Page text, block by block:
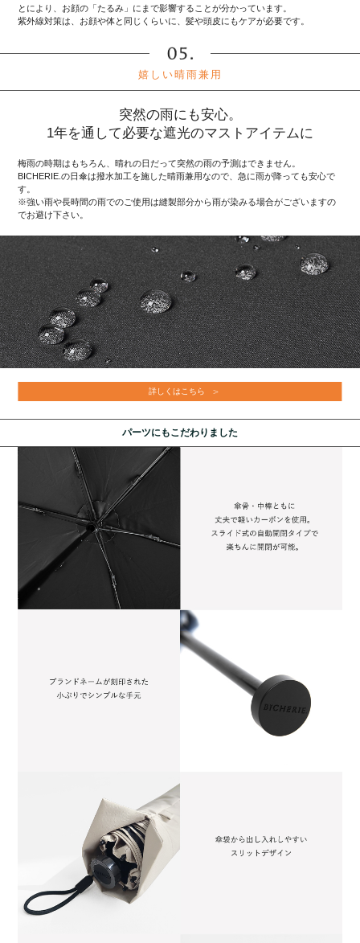
とにより、お顔の「たるみ」にまで影響することが分かっています。
紫外線対策は、お顔や体と同じくらいに、髪や頭皮にもケアが必要です。
嬉しい晴雨兼用
突然の雨にも安心。
1年を通して必要な遮光のマストアイテムに
梅雨の時期はもちろん、晴れの日だって突然の雨の予測はできません。
BICHERIE.の日傘は撥水加工を施した晴雨兼用なので、急に雨が降っても安心で
す。
※強い雨や長時間の雨でのご使用は縫製部分から雨が染みる場合がございますの
でお避け下さい。
詳しくはこちら
パーツにもこだわりました